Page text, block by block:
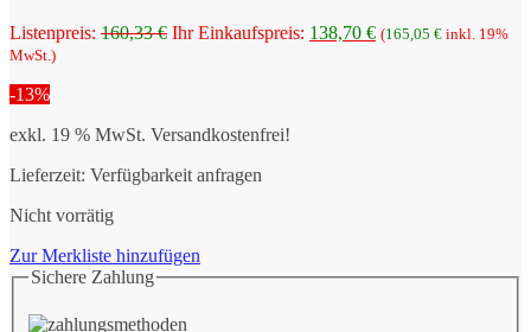
Listenpreis: 160,33€ Ursprünglicher
Ihr Einkaufspreis: 138,70 €Aktueller
(165,05 € inkl. 19%
MwSt.)
-13%
exkl. 19 % MwSt. Versandkostenfrei!
Lieferzeit: Verfügbarkeit anfragen
Nicht vorrätig
Zur Merkliste hinzufügen
Sichere Zahlung